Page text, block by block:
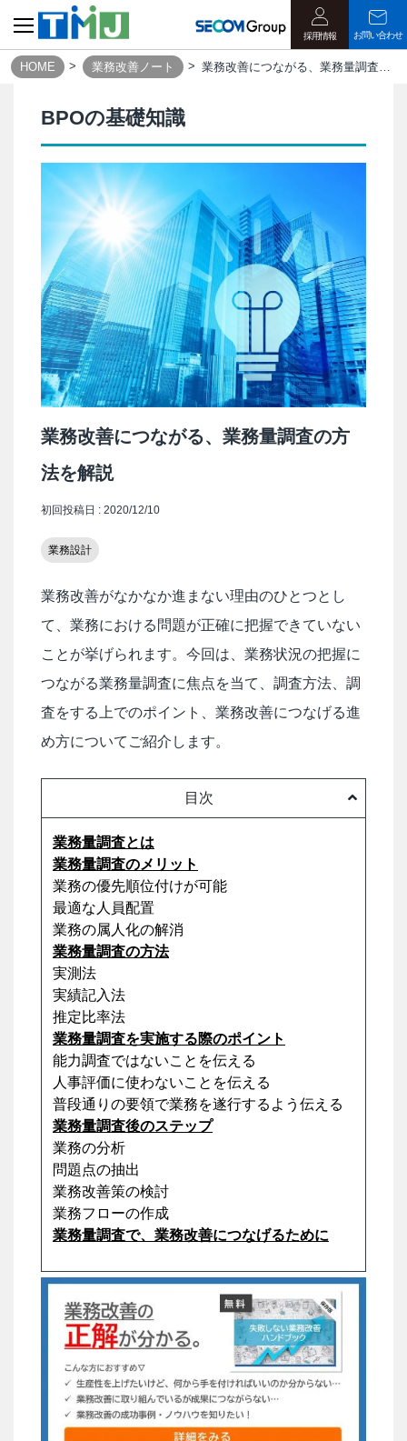
採用情報 お問い合わせ
HOME 業務改善ノート 業務改善につながる、業務量調査の方法を解説｜業務改善ノート
BPOの基礎知識
業務設計
初回投稿日 : 2020/12/10
業務改善につながる、業務量調査の方
法を解説
業務改善がなかなか進まない理由のひとつとし
て、業務における問題が正確に把握できていない
ことが挙げられます。今回は、業務状況の把握に
つながる業務量調査に焦点を当て、調査方法、調
査をする上でのポイント、業務改善につなげる進
め方についてご紹介します。
目次
業務量調査とは
業務量調査のメリット
業務の優先順位付けが可能
最適な人員配置
業務の属人化の解消
業務量調査の方法
実測法
実績記入法
推定比率法
業務量調査を実施する際のポイント
能力調査ではないことを伝える
人事評価に使わないことを伝える
普段通りの要領で業務を遂行するよう伝える
業務量調査後のステップ
業務の分析
問題点の抽出
業務改善策の検討
業務フローの作成
業務量調査で、業務改善につなげるために